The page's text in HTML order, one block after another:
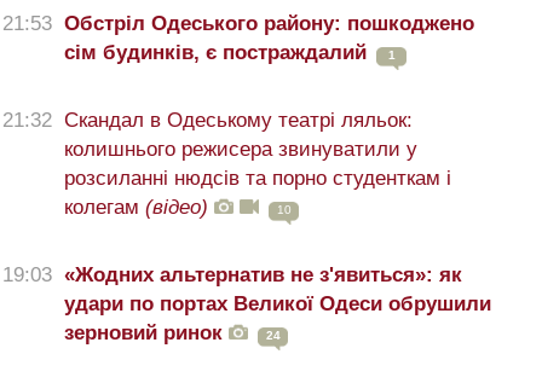
21:53 Обстріл Одеського району: пошкоджено
сім будинків, є постраждалий
1
21:32 Скандал в Одеському театрі ляльок:
колишнього режисера звинуватили у
розсиланні нюдсів та порно студенткам і
колегам (відео) 10
19:03 «Жодних альтернатив не з'явиться»: як
удари по портах Великої Одеси обрушили
зерновий ринок
24